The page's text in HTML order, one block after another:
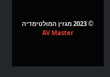
© 2023 מגזין המולטימדיה
AV Master